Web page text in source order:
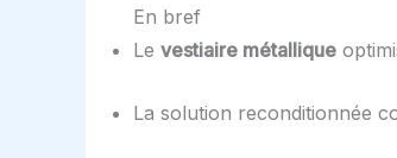
En bref
Le vestiaire métallique
La solution reconditionnée